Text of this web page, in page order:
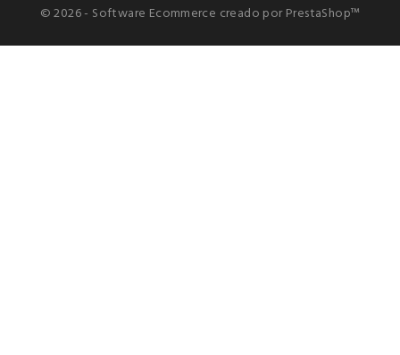
© 2026 - Software Ecommerce creado por PrestaShop™